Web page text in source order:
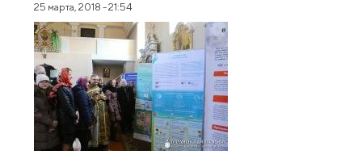
25 марта, 2018 - 21:54